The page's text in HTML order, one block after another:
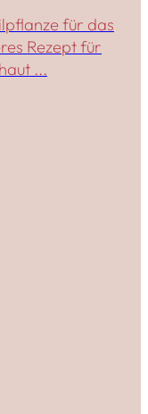
für das
Rezept für
...